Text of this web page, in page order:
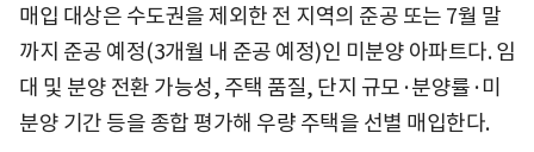
매입 대상은 수도권을 제외한 전 지역의 준공 또는 7월 말
까지 준공 예정(3개월 내 준공 예정)인 미분양 아파트다. 임
대 및 분양 전환 가능성, 주택 품질, 단지 규모·분양률·미
분양 기간 등을 종합 평가해 우량 주택을 선별 매입한다.